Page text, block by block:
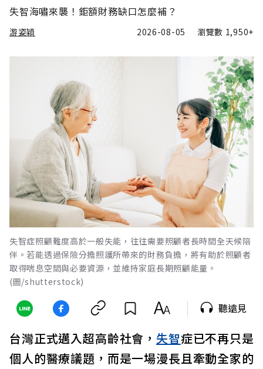
失智海嘯來襲！鉅額財務缺口怎麼補？
游姿穎 2026-08-05 瀏覽數 1,950+
失智症照顧難度高於一般失能，往往需要照顧者長時間全天候陪
伴。若能透過保險分擔照護所帶來的財務負擔，將有助於照顧者
取得喘息空間與必要資源，並維持家庭長期照顧能量。
(圖/shutterstock)
聽遠見
台灣正式邁入超高齡社會， 失智症已不再只是
個人的醫療議題，而是一場漫長且牽動全家的